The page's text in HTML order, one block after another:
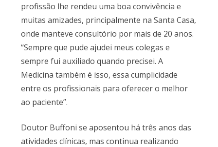
profissão lhe rendeu uma boa convivência e
muitas amizades, principalmente na Santa Casa,
onde manteve consultório por mais de 20 anos.
“Sempre que pude ajudei meus colegas e
sempre fui auxiliado quando precisei. A
Medicina também é isso, essa cumplicidade
entre os profissionais para oferecer o melhor
ao paciente”.
Doutor Buffoni se aposentou há três anos das
atividades clínicas, mas continua realizando